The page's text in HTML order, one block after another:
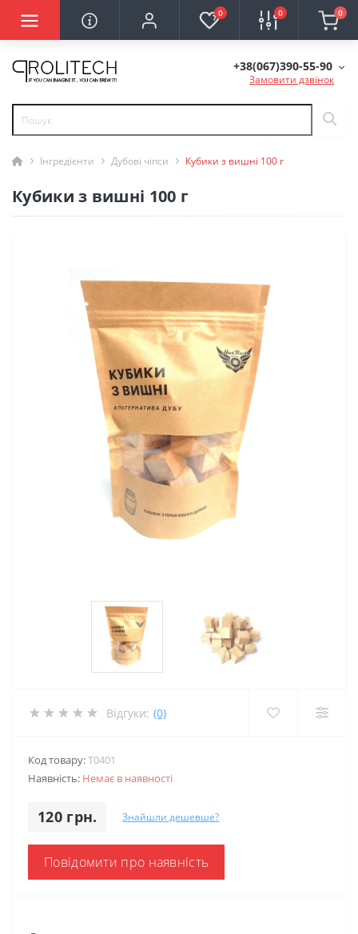
0 0 0
+38(067)390-55-90
Замовити дзвінок
Інгредієнти Дубові чіпси Кубики з вишні 100 г
Кубики з вишні 100 г
Відгуки: (0)
Код товару:T0401
Наявність: Немає в наявності
120 грн. Знайшли дешевше?
Повідомити про наявність